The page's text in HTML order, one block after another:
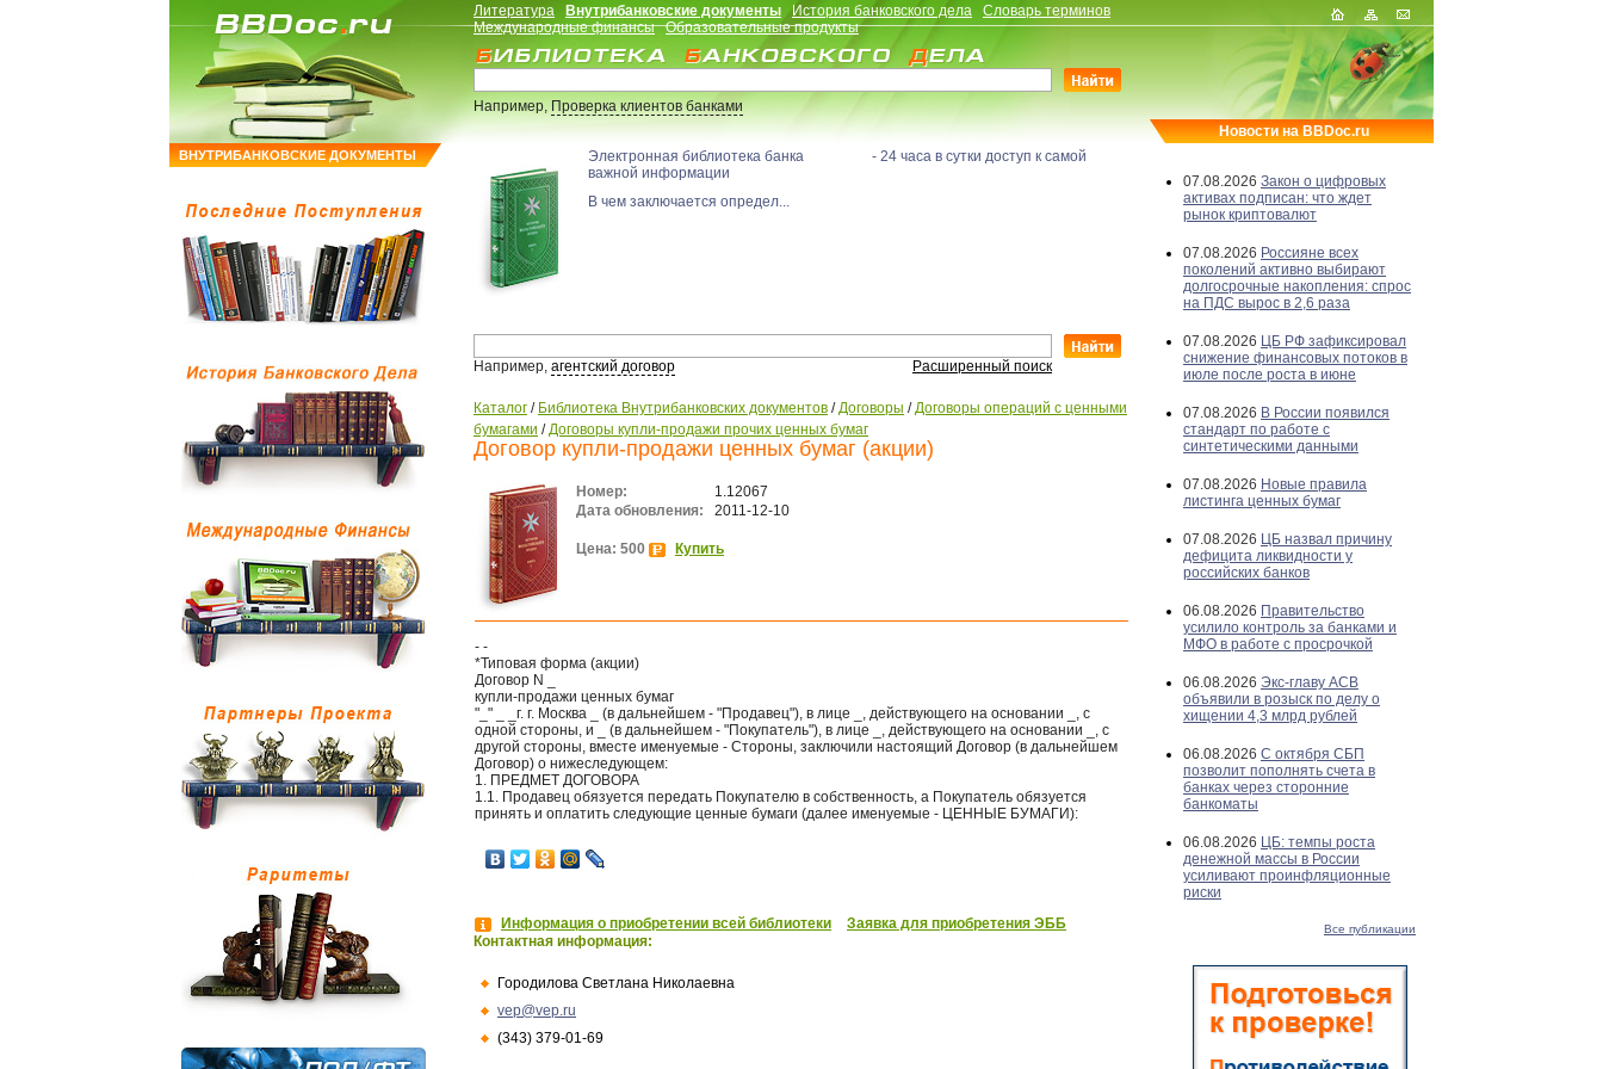
ВНУТРИБАНКОВСКИЕ ДОКУМЕНТЫ
Литература Внутрибанковские документы История банковского дела
Словарь терминов
Международные финансы
Образовательные продукты
Например,Проверка клиентов банками
Электронная библиотека банка - 24 часа в сутки доступ к самой
важной информации
В чем заключается определ...
Например, агентский договор Расширенный поиск
Каталог / Библиотека Внутрибанковских документов /Договоры /Договоры операций с ценными
бумагами /Договоры купли-продажи прочих ценных бумаг
Договор купли-продажи ценных бумаг (акции)
Номер:
1.12067
Дата обновления:
2011-12-10
Цена: 500 Купить
- -
*Типовая форма (акции)
Договор N _
купли-продажи ценных бумаг
"_" _ _г. г. Москва _ (в дальнейшем - "Продавец"), в лице _, действующего на основании _, с
одной стороны, и _ (в дальнейшем - "Покупатель"), в лице _, действующего на основании _, с
другой стороны, вместе именуемые - Стороны, заключили настоящий Договор (в дальнейшем
Договор) о нижеследующем:
1. ПРЕДМЕТ ДОГОВОРА
1.1. Продавец обязуется передать Покупателю в собственность, а Покупатель обязуется
принять и оплатить следующие ценные бумаги (далее именуемые - ЦЕННЫЕ БУМАГИ):
Информация о приобретении всей библиотеки
Заявка для приобретения ЭББ
Контактная информация:
Городилова Светлана Николаевна
vep@vep.ru
(343) 379-01-69
Новости на BBDoc.ru
07.08.2026 Закон о цифровых
активах подписан: что ждет
рынок криптовалют
07.08.2026 Россияне всех
поколений активно выбирают
долгосрочные накопления: спрос
на ПДС вырос в 2,6 раза
07.08.2026 ЦБ РФ зафиксировал
снижение финансовых потоков в
июле после роста в июне
07.08.2026 В России появился
стандарт по работе с
синтетическими данными
07.08.2026 Новые правила
листинга ценных бумаг
07.08.2026 ЦБ назвал причину
дефицита ликвидности у
российских банков
06.08.2026 Правительство
усилило контроль за банками и
МФО в работе с просрочкой
06.08.2026 Экс-главу АСВ
объявили в розыск по делу о
хищении 4,3 млрд рублей
06.08.2026 С октября СБП
позволит пополнять счета в
банках через сторонние
банкоматы
06.08.2026 ЦБ: темпы роста
денежной массы в России
усиливают проинфляционные
риски
Все публикации